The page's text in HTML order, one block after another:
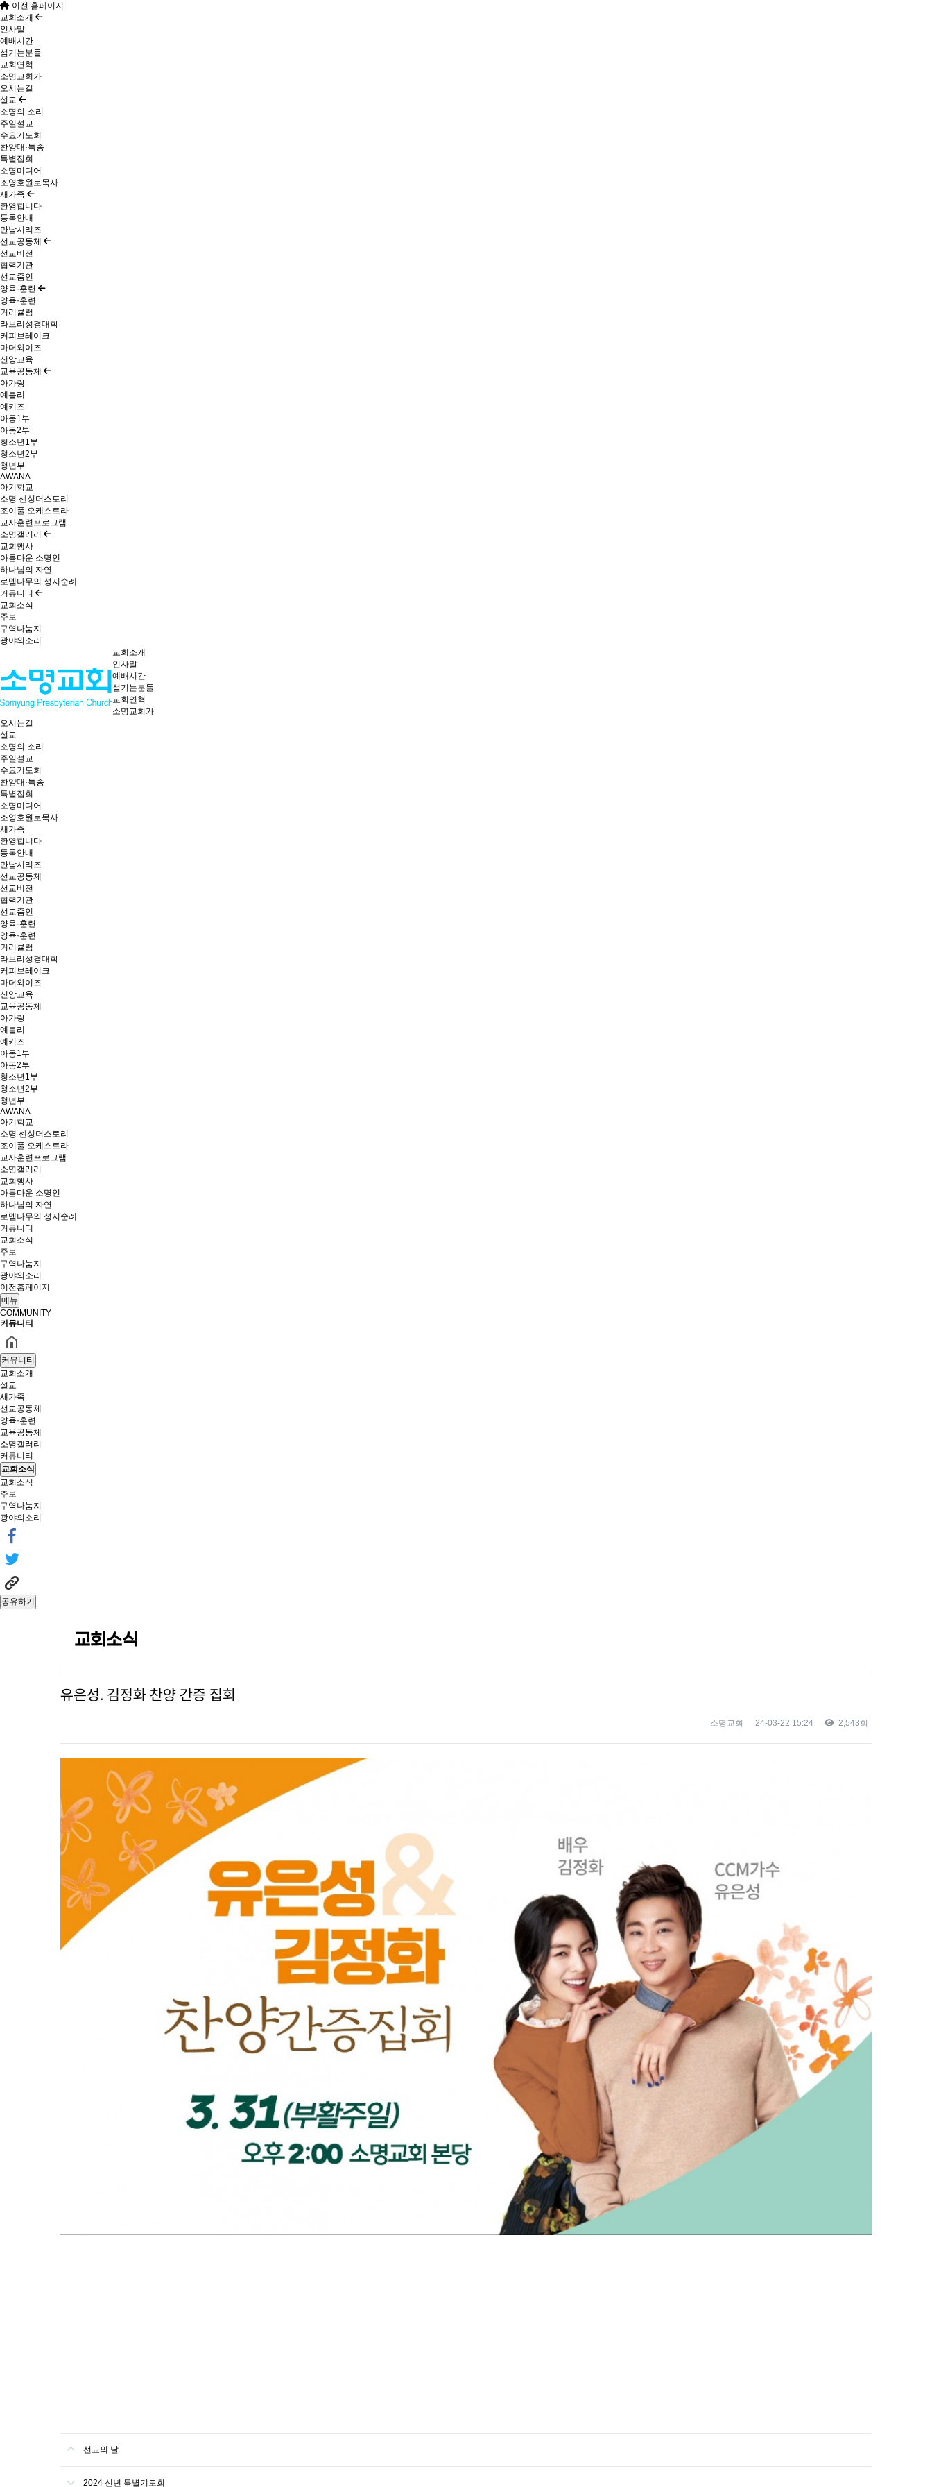
이전 홈페이지
교회소개
인사말
예배시간
섬기는분들
교회연혁
소명교회가
오시는길
설교
소명의 소리
주일설교
수요기도회
찬양대·특송
특별집회
소명미디어
조영호원로목사
새가족
환영합니다
등록안내
만남시리즈
선교공동체
선교비전
협력기관
선교줌인
양육·훈련
양육·훈련
커리큘럼
라브리성경대학
커피브레이크
마더와이즈
신앙교육
교육공동체
아가랑
예블리
예키즈
아동1부
아동2부
청소년1부
청소년2부
청년부
AWANA
아기학교
소명 센싱더스토리
조이풀 오케스트라
교사훈련프로그램
소명갤러리
교회행사
아름다운 소명인
하나님의 자연
로뎀나무의 성지순례
커뮤니티
교회소식
주보
구역나눔지
광야의소리
교회소개
인사말
예배시간
섬기는분들
교회연혁
소명교회가
오시는길
설교
소명의 소리
주일설교
수요기도회
찬양대·특송
특별집회
소명미디어
조영호원로목사
새가족
환영합니다
등록안내
만남시리즈
선교공동체
선교비전
협력기관
선교줌인
양육·훈련
양육·훈련
커리큘럼
라브리성경대학
커피브레이크
마더와이즈
신앙교육
교육공동체
아가랑
예블리
예키즈
아동1부
아동2부
청소년1부
청소년2부
청년부
AWANA
아기학교
소명 센싱더스토리
조이풀 오케스트라
교사훈련프로그램
소명갤러리
교회행사
아름다운 소명인
하나님의 자연
로뎀나무의 성지순례
커뮤니티
교회소식
주보
구역나눔지
광야의소리
이전홈페이지
메뉴
COMMUNITY
커뮤니티
커뮤니티
교회소개
설교
새가족
선교공동체
양육·훈련
교육공동체
소명갤러리
커뮤니티
교회소식
교회소식
주보
구역나눔지
광야의소리
공유하기
교회소식
유은성. 김정화 찬양 간증 집회
소명교회 24-03-22 15:24 2,543회
선교의 날
2024 신년 특별기도회